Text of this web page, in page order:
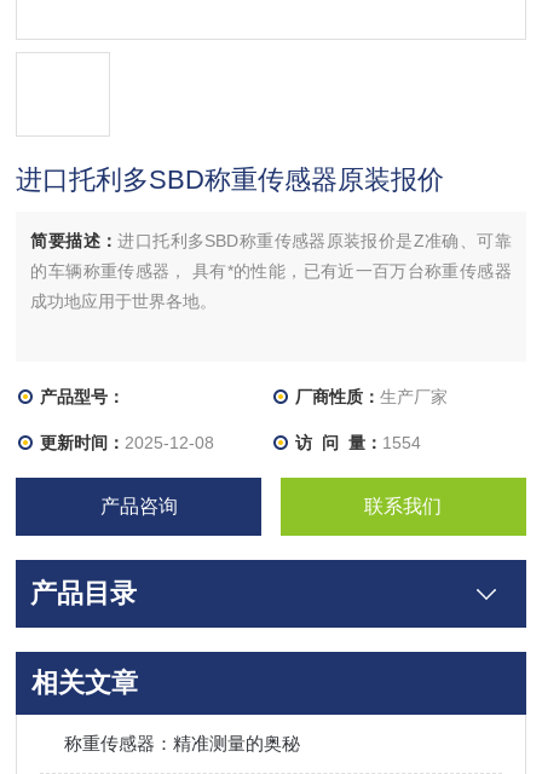
进口托利多SBD称重传感器原装报价
简要描述：进口托利多SBD称重传感器原装报价是Z准确、可靠
的车辆称重传感器， 具有*的性能，已有近一百万台称重传感器
成功地应用于世界各地。
产品型号： 厂商性质： 生产厂家
更新时间： 2025-12-08 访 问 量： 1554
产品咨询 联系我们
产品目录
相关文章
称重传感器：精准测量的奥秘